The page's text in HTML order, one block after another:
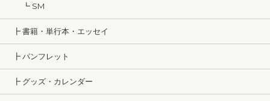
┗ SM
┣ 書籍・単行本・エッセイ
┣ パンフレット
┣ グッズ・カレンダー